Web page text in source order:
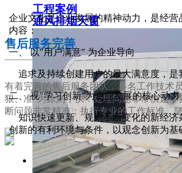
通风排烟天窗
工程案例
03
售后服务完善
有着完善的售后服务团队，多名工作技术
狠、准"为原则，快：处理问题非常快速
断问题非常精准；执行专业的工作标准，
企业文化是企业发展的精神动力，是经
内容：
一、 以"用户满意" 为企业导向
追求及持续创建用户的最大满意度，是
二、 视"学习创新"为企业发展的核心动力
知识快速更新、规则不断变化的新经济
创新的有利环境与条件，以观念创新为